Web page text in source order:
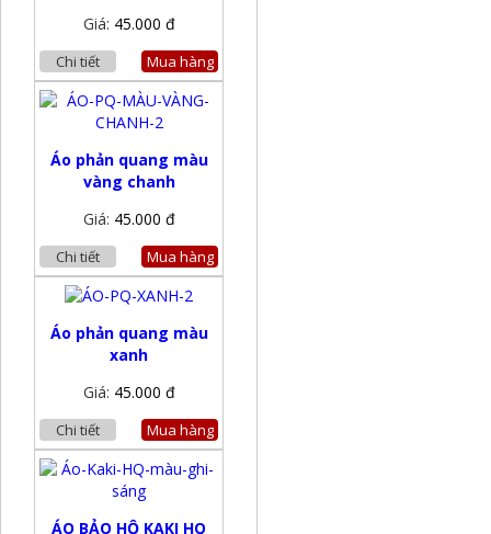
Giá: 45.000 đ
Chi tiết Mua hàng
Áo phản quang màu
vàng chanh
Giá: 45.000 đ
Chi tiết Mua hàng
Áo phản quang màu
xanh
Giá: 45.000 đ
Chi tiết Mua hàng
ÁO BẢO HỘ KAKI HQ